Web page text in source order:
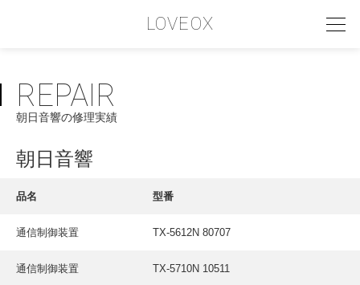
LOVEOX
PHILOSOPHY
フィロソフィー
COMPANY PROFILE
INTERVIEW
REPAIR
朝日音響の修理実績
朝日音響
品名 型番
通信制御装置 TX-5612N 80707
通信制御装置 TX-5710N 10511